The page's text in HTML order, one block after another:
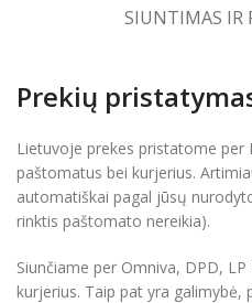
SIUNTIMAS IR
Prekių
Lietuvoje prekes pristatome per
paštomatus bei kurjerius.
automatiškai pagal jūsų
rinktis paštomato nereikia).
Siunčiame per Omniva, DPD,
kurjerius. Taip pat yra galimybė,